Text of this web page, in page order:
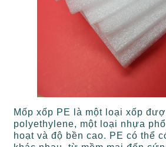
Mốp xốp PE là một loại xốp
polyethylene, một loại nhựa
hoạt và độ bền cao. PE có thể